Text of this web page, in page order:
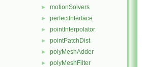
► motionSolvers
► perfectInterface
► pointInterpolator
► pointPatchDist
► polyMeshAdder
► polyMeshFilter